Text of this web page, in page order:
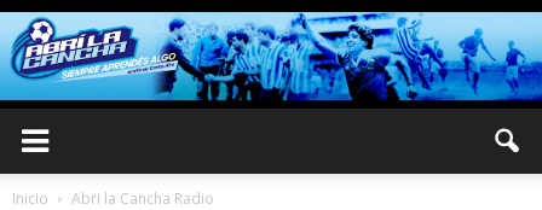
Inicio Abri la Cancha Radio